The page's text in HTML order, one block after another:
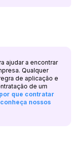
ajudar a encontrar
Qualquer
de aplicação e
de um
que contratar
conheça nossos